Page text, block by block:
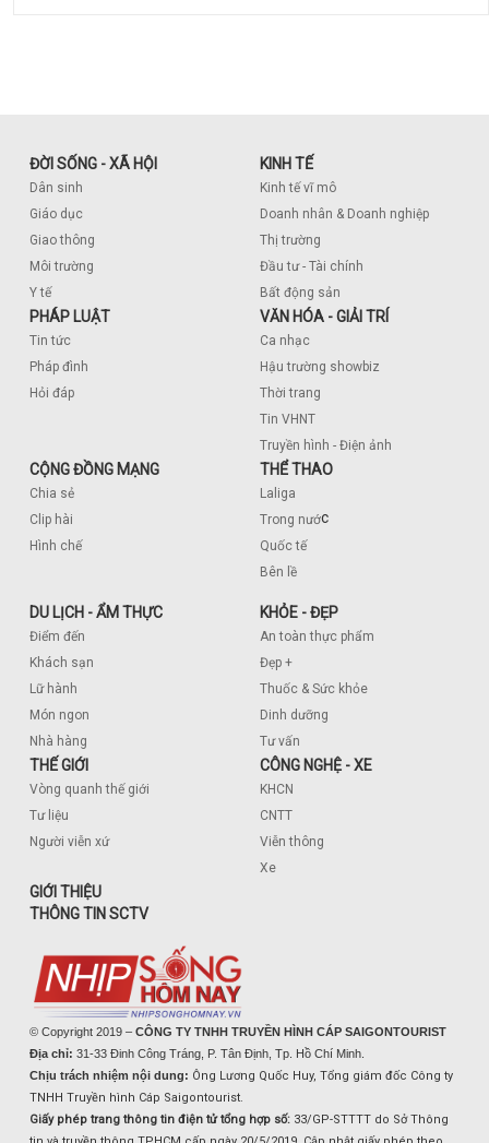
ĐỜI SỐNG - XÃ HỘI
Dân sinh
Giáo dục
Giao thông
Môi trường
Y tế
KINH TẾ
Kinh tế vĩ mô
Doanh nhân & Doanh nghiệp
Thị trường
Đầu tư - Tài chính
Bất động sản
PHÁP LUẬT
Tin tức
Pháp đình
Hỏi đáp
VĂN HÓA - GIẢI TRÍ
Ca nhạc
Hậu trường showbiz
Thời trang
Tin VHNT
Truyền hình - Điện ảnh
CỘNG ĐỒNG MẠNG
Chia sẻ
Clip hài
Hình chế
THỂ THAO
Laliga
Trong nước
Quốc tế
Bên lề
DU LỊCH - ẨM THỰC
Điểm đến
Khách sạn
Lữ hành
Món ngon
Nhà hàng
KHỎE - ĐẸP
An toàn thực phẩm
Đẹp +
Thuốc & Sức khỏe
Dinh dưỡng
Tư vấn
THẾ GIỚI
Vòng quanh thế giới
Tư liệu
Người viễn xứ
CÔNG NGHỆ - XE
KHCN
CNTT
Viễn thông
Xe
GIỚI THIỆU
THÔNG TIN SCTV
© Copyright 2019 – CÔNG TY TNHH TRUYỀN HÌNH CÁP SAIGONTOURIST
Địa chỉ: 31-33 Đinh Công Tráng, P. Tân Định, Tp. Hồ Chí Minh.
Chịu trách nhiệm nội dung: Ông Lương Quốc Huy, Tổng giám đốc Công ty
TNHH Truyền hình Cáp Saigontourist.
Giấy phép trang thông tin điện tử tổng hợp số: 33/GP-STTTT do Sở Thông